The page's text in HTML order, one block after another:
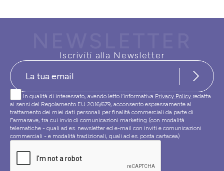
Iscriviti alla Newsletter
In qualità di interessato, avendo letto l’informativa Privacy Policy redatta
ai sensi del Regolamento EU 2016/679, acconsento espressamente al
trattamento dei miei dati personali per finalità commerciali da parte di
Farmasave, tra cui invio di comunicazioni marketing (con modalità
telematiche - quali ad es. newsletter ed e-mail con inviti e comunicazioni
commerciali - e modalità tradizionali, quali ad es. posta cartacea)